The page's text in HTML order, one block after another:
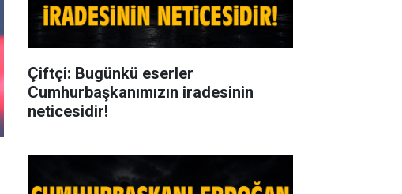
Çiftçi: Bugünkü eserler
Cumhurbaşkanımızın iradesinin
neticesidir!